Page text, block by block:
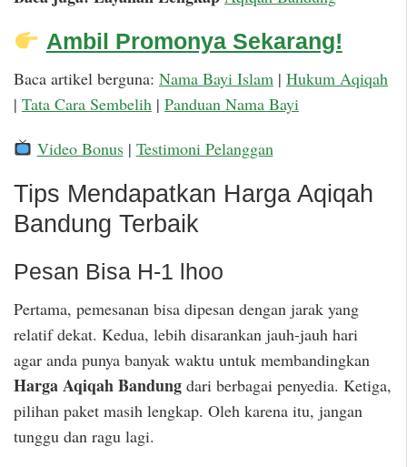
Ambil Promonya Sekarang!
Baca artikel berguna: Nama Bayi Islam | Hukum Aqiqah
| Tata Cara Sembelih | Panduan Nama Bayi
Video Bonus| Testimoni Pelanggan
Tips Mendapatkan Harga Aqiqah
Bandung Terbaik
Pesan Bisa H-1 lhoo
Pertama, pemesanan bisa dipesan dengan jarak yang
relatif dekat. Kedua, lebih disarankan jauh-jauh hari
agar anda punya banyak waktu untuk membandingkan
Harga Aqiqah Bandung dari berbagai penyedia. Ketiga,
pilihan paket masih lengkap. Oleh karena itu, jangan
tunggu dan ragu lagi.